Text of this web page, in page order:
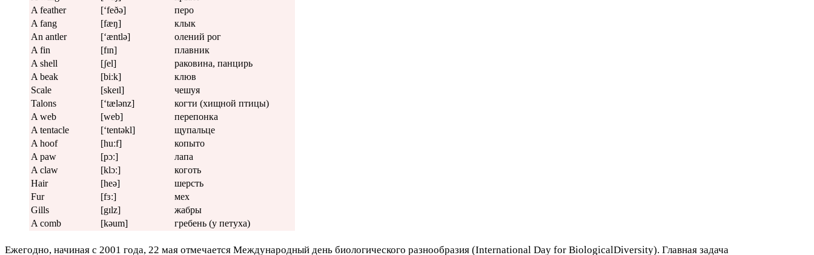
A feather
[‘feðə]
перо
A fang
[fæŋ]
клык
An antler
[‘æntlə]
олений рог
A fin
[fɪn]
плавник
A shell
[ʃel]
раковина, панцирь
A beak
[biːk]
клюв
Scale
[skeɪl]
чешуя
Talons
[‘tælənz]
когти (хищной птицы)
A web
[web]
перепонка
A tentacle
[‘tentəkl]
щупальце
A hoof
[huːf]
копыто
A paw
[pɔː]
лапа
A claw
[klɔː]
коготь
Hair
[heə]
шерсть
Fur
[fɜː]
мех
Gills
[gɪlz]
жабры
A comb
[kəum] гребень (у петуха)
Ежегодно, начиная с 2001 года, 22 мая отмечается Международный день биологического разнообразия (International Day for BiologicalDiversity). Главная задача